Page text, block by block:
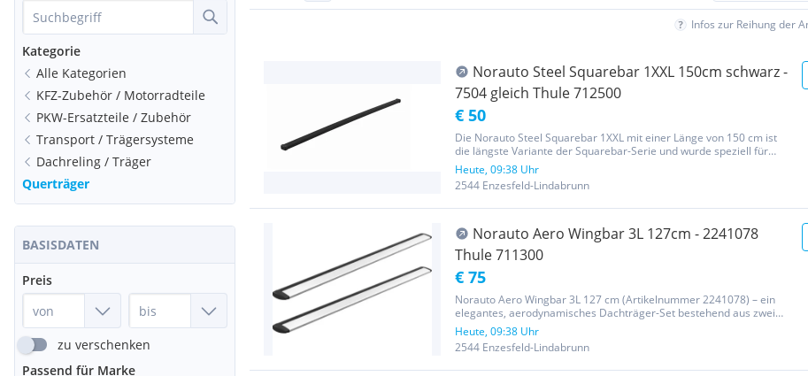
Kategorie
Alle Kategorien
KFZ-Zubehör / Motorradteile
PKW-Ersatzteile / Zubehör
Transport / Trägersysteme
Dachreling / Träger
Querträger
BASISDATEN
Preis
zu verschenken
Passend für Marke
Infos zur Reihung der
Norauto Steel Squarebar 1XXL 150cm schwarz -
7504 gleich Thule 712500
€ 50
Die Norauto Steel Squarebar 1XXL mit einer Länge von 150 cm ist
die längste Variante der Squarebar-Serie und wurde speziell für
große Fahrzeuge wie Vans, Transporter oder SUVs entwickelt. Dank
der robusten Stahlkonstruktion bietet sie eine besonders...
Heute, 09:38 Uhr
2544 Enzesfeld-Lindabrunn
Norauto Aero Wingbar 3L 127cm - 2241078
Thule 711300
€ 75
Norauto Aero Wingbar 3L 127 cm (Artikelnummer 2241078) – ein
elegantes, aerodynamisches Dachträger-Set bestehend aus zwei
Aluminiumprofil‑Tuben. (Thule Artikelnummer: 711300) Das Set
besteht aus zwei tragenden Aluminiumprofilen mit 127 cm Länge,
passend...
Heute, 09:38 Uhr
2544 Enzesfeld-Lindabrunn